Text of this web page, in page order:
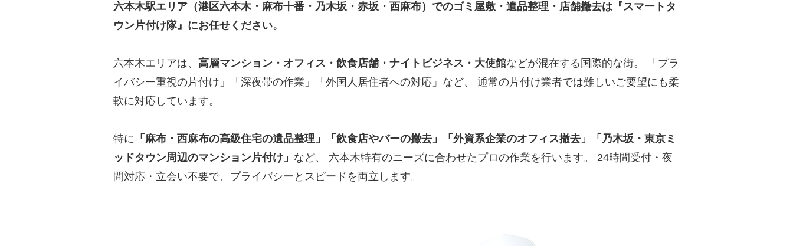
六本木駅エリア（港区六本木・麻布十番・乃木坂・赤坂・西麻布）でのゴミ屋敷・遺品整理・店舗撤去は『スマートタ
ウン片付け隊』にお任せください。
六本木エリアは、 高層マンション・オフィス・飲食店舗・ナイトビジネス・大使館などが混在する国際的な街。 「プラ
イバシー重視の片付け」「深夜帯の作業」「外国人居住者への対応」など、 通常の片付け業者では難しいご要望にも柔
軟に対応しています。
特に 「麻布・西麻布の高級住宅の遺品整理」「飲食店やバーの撤去」「外資系企業のオフィス撤去」「乃木坂・東京ミ
ッドタウン周辺のマンション片付け」 など、 六本木特有のニーズに合わせたプロの作業を行います。 24時間受付・夜
間対応・立会い不要で、プライバシーとスピードを両立します。